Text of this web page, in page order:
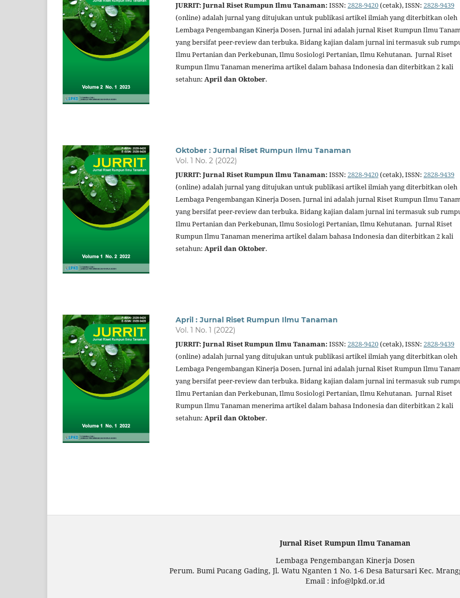
JURRIT: Jurnal Riset Rumpun Ilmu Tanaman:ISSN:2828-9420(cetak), ISSN:2828-9439
(online) adalah jurnal yang ditujukan untuk publikasi artikel ilmiah yang diterbitkan oleh
Lembaga Pengembangan Kinerja Dosen. Jurnal ini adalah jurnal Riset Rumpun Ilmu
yang bersifat peer-review dan terbuka. Bidang kajian dalam jurnal ini termasuk sub
Ilmu Pertanian dan Perkebunan, Ilmu Sosiologi Pertanian, Ilmu Kehutanan. Jurnal Riset
Rumpun Ilmu Tanaman menerima artikel dalam bahasa Indonesia dan diterbitkan 2 kali
setahun:April dan Oktober.
Oktober : Jurnal Riset Rumpun Ilmu Tanaman
Vol. 1 No. 2 (2022)
JURRIT: Jurnal Riset Rumpun Ilmu Tanaman:ISSN:2828-9420(cetak), ISSN:2828-9439
(online) adalah jurnal yang ditujukan untuk publikasi artikel ilmiah yang diterbitkan oleh
Lembaga Pengembangan Kinerja Dosen. Jurnal ini adalah jurnal Riset Rumpun Ilmu
yang bersifat peer-review dan terbuka. Bidang kajian dalam jurnal ini termasuk sub
Ilmu Pertanian dan Perkebunan, Ilmu Sosiologi Pertanian, Ilmu Kehutanan. Jurnal Riset
Rumpun Ilmu Tanaman menerima artikel dalam bahasa Indonesia dan diterbitkan 2 kali
setahun:April dan Oktober.
April : Jurnal Riset Rumpun Ilmu Tanaman
Vol. 1 No. 1 (2022)
JURRIT: Jurnal Riset Rumpun Ilmu Tanaman:ISSN:2828-9420(cetak), ISSN:2828-9439
(online) adalah jurnal yang ditujukan untuk publikasi artikel ilmiah yang diterbitkan oleh
Lembaga Pengembangan Kinerja Dosen. Jurnal ini adalah jurnal Riset Rumpun Ilmu
yang bersifat peer-review dan terbuka. Bidang kajian dalam jurnal ini termasuk sub
Ilmu Pertanian dan Perkebunan, Ilmu Sosiologi Pertanian, Ilmu Kehutanan. Jurnal Riset
Rumpun Ilmu Tanaman menerima artikel dalam bahasa Indonesia dan diterbitkan 2 kali
setahun:April dan Oktober.
Jurnal Riset Rumpun Ilmu Tanaman
Lembaga Pengembangan Kinerja Dosen
Perum. Bumi Pucang Gading, Jl. Watu Nganten 1 No. 1-6 Desa Batursari Kec.
Email : info@lpkd.or.id